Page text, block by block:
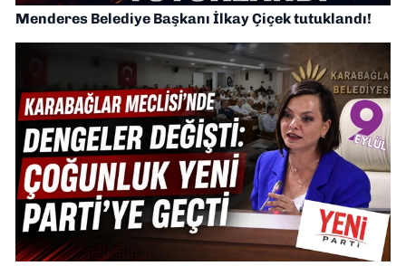
Menderes Belediye Başkanı İlkay Çiçek tutuklandı!